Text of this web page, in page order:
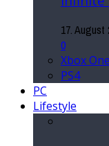
17. August
0
Xbox One
PS4
PC
Lifestyle